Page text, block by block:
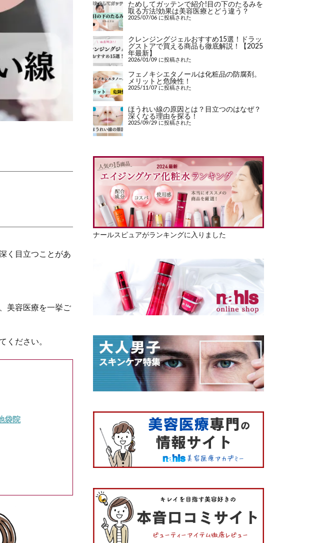
く目立つことがあ
美容医療を一挙ご
ください。
袋院
ためしてガッテンで紹介!目の下のたるみを
取る方法!効果は美容医療とどう違う？
2025/07/06 に投稿された
クレンジングジェルおすすめ15選！ドラッ
グストアで買える商品も徹底解説！【2025
年最新】
2026/01/09 に投稿された
フェノキシエタノールは化粧品の防腐剤。
メリットと危険性！
2025/11/07 に投稿された
ほうれい線の原因とは？目立つのはなぜ？
深くなる理由を探る！
2025/09/29 に投稿された
ナールスピュアがランキングに入りました